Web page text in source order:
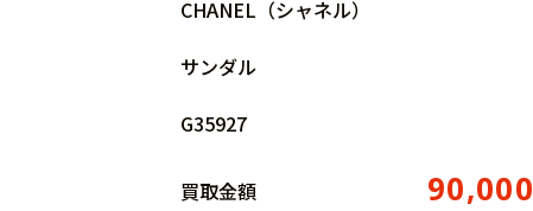
CHANEL（シャネル）
サンダル
G35927
買取金額 90,000